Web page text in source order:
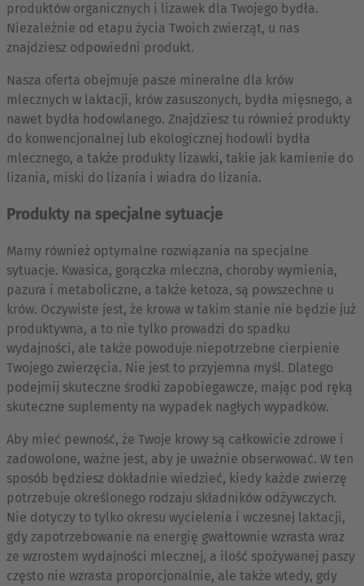
produktów organicznych i lizawek dla Twojego bydła.
Niezależnie od etapu życia Twoich zwierząt, u nas
znajdziesz odpowiedni produkt.
Nasza oferta obejmuje pasze mineralne dla krów
mlecznych w laktacji, krów zasuszonych, bydła mięsnego, a
nawet bydła hodowlanego. Znajdziesz tu również produkty
do konwencjonalnej lub ekologicznej hodowli bydła
mlecznego, a także produkty lizawki, takie jak kamienie do
lizania, miski do lizania i wiadra do lizania.
Produkty na specjalne sytuacje
Mamy również optymalne rozwiązania na specjalne
sytuacje. Kwasica, gorączka mleczna, choroby wymienia,
pazura i metaboliczne, a także ketoza, są powszechne u
krów. Oczywiste jest, że krowa w takim stanie nie będzie już
produktywna, a to nie tylko prowadzi do spadku
wydajności, ale także powoduje niepotrzebne cierpienie
Twojego zwierzęcia. Nie jest to przyjemna myśl. Dlatego
podejmij skuteczne środki zapobiegawcze, mając pod ręką
skuteczne suplementy na wypadek nagłych wypadków.
Aby mieć pewność, że Twoje krowy są całkowicie zdrowe i
zadowolone, ważne jest, aby je uważnie obserwować. W ten
sposób będziesz dokładnie wiedzieć, kiedy każde zwierzę
potrzebuje określonego rodzaju składników odżywczych.
Nie dotyczy to tylko okresu wycielenia i wczesnej laktacji,
gdy zapotrzebowanie na energię gwałtownie wzrasta wraz
ze wzrostem wydajności mlecznej, a ilość spożywanej paszy
często nie wzrasta proporcjonalnie, ale także wtedy, gdy